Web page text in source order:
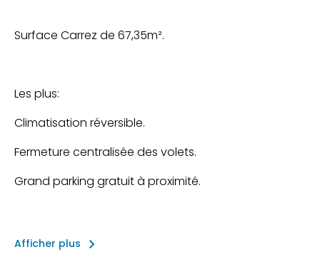
Surface Carrez de 67,35m².
Les plus:
Climatisation réversible.
Fermeture centralisée des volets.
Grand parking gratuit à proximité.
Afficher plus keyboard_arrow_right